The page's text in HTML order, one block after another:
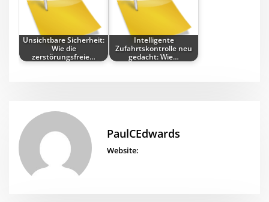
Unsichtbare Sicherheit:
Wie die
zerstörungsfreie…
Intelligente
Zufahrtskontrolle neu
gedacht: Wie…
PaulCEdwards
Website: